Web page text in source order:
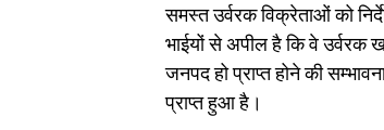
समस्त उर्वरक विक्रेताओं को
भाईयों से अपील है कि वे उर्वरक
जनपद हो प्राप्त होने की
प्राप्त हुआ है।